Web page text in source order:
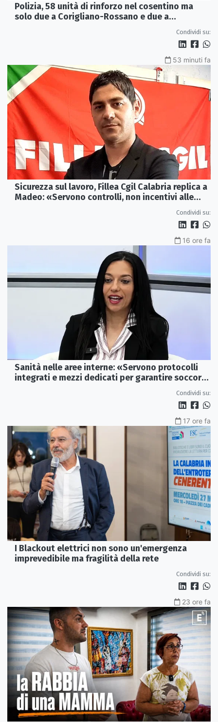
Polizia, 58 unità di rinforzo nel cosentino ma
solo due a Corigliano-Rossano e due a
Condividi su:
53 minuti fa
Sicurezza sul lavoro, Fillea Cgil Calabria replica a
Madeo: «Servono controlli, non incentivi alle
Condividi su:
16 ore fa
Sanità nelle aree interne: «Servono protocolli
integrati e mezzi dedicati per garantire soccorsi
Condividi su:
17 ore fa
I Blackout elettrici non sono un'emergenza
imprevedibile ma fragilità della rete
Condividi su:
23 ore fa